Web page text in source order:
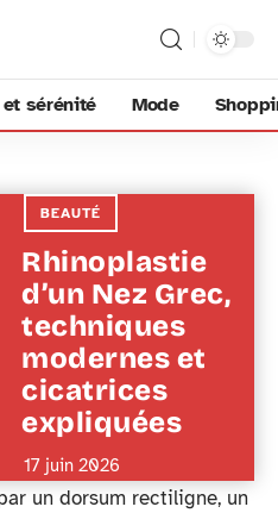
et sérénité Mode
BEAUTÉ
Rhinoplastie
d’un Nez Grec,
techniques
modernes et
cicatrices
expliquées
17 juin 2026
un dorsum rectiligne, un